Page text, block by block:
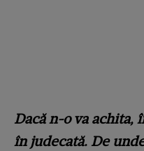
Dacă n-o va achita,
în judecată. De